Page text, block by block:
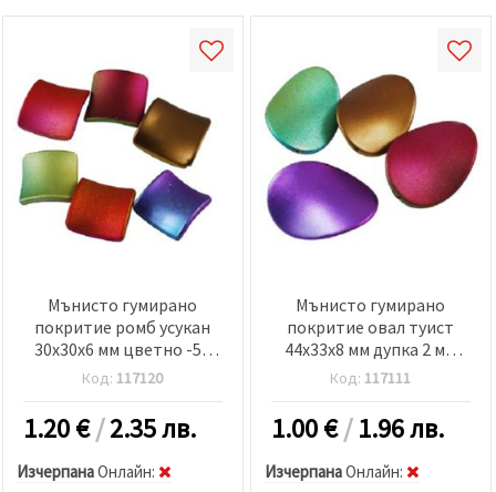
Мънисто гумирано
покритие ромб усукан
30x30x6 мм цветно -50
грама
Код: 117120
1.20€/2.35 лв.
ИзчерпанаOнлайн:
Мънисто гумирано
покритие овал туист
44x33x8 мм дупка 2 мм
цветно - 45 грама ~8
Код: 117111
1.00€/1.96 лв.
ИзчерпанаOнлайн: